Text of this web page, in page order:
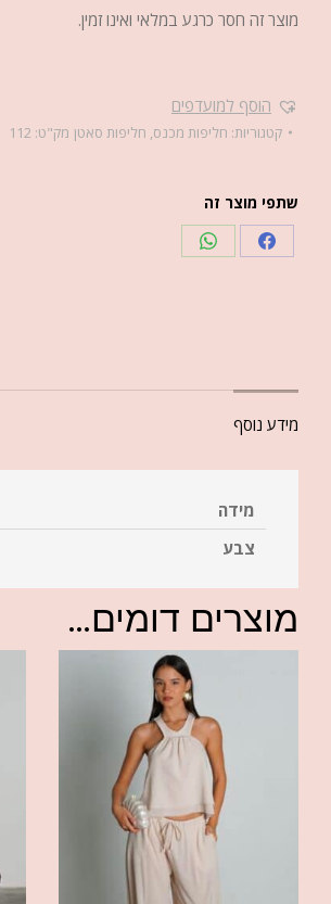
מוצר זה חסר כרגע במלאי ואינו זמין.
הוסף למועדפים
קטגוריות: חליפות מכנס, חליפות סאטן מק"ט: 112
שתפי מוצר זה
מידע נוסף
מידה
צבע
מוצרים דומים...